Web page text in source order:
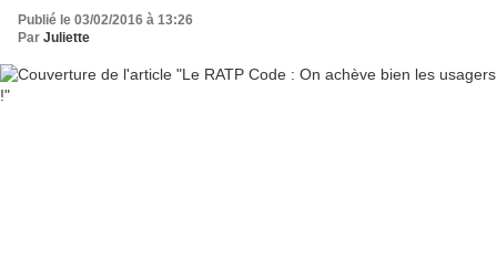
Publié le 03/02/2016 à 13:26
Par Juliette